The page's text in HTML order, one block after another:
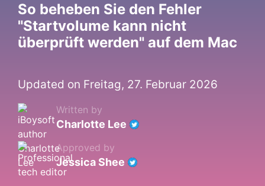
So beheben Sie den Fehler
"Startvolume kann nicht
überprüft werden" auf dem Mac
Updated on Freitag, 27. Februar 2026
Written by
Charlotte Lee
Approved by
Jessica Shee